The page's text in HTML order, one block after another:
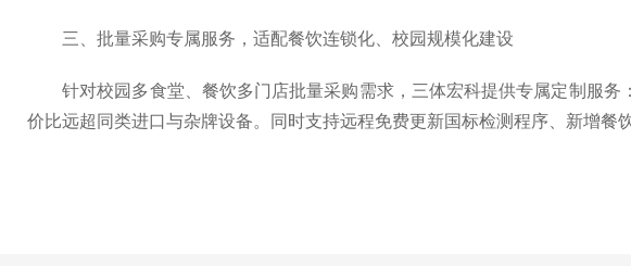
三、批量采购专属服务，适配餐饮连锁化、校园规模化建设
针对校园多食堂、餐饮多门店批量采购需求，三体宏科提供专属定制服务
价比远超同类进口与杂牌设备。同时支持远程免费更新国标检测程序、新增餐